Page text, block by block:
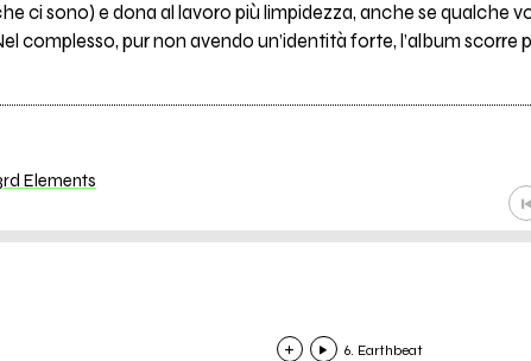
ci sono) e dona al lavoro più limpidezza, anche se qualche
complesso, pur non avendo un’identità forte, l’album scorre
Elements
6. Earthbeat